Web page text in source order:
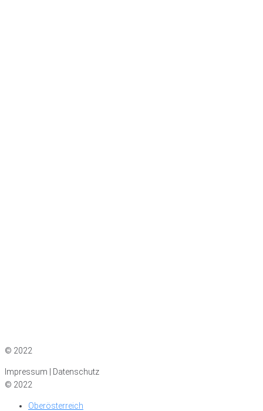
© 2022
Impressum | Datenschutz
© 2022
Oberösterreich